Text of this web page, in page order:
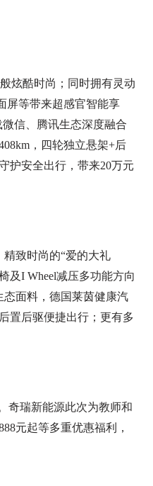
炫酷时尚；同时拥有灵动
屏等带来超感官智能享
信、腾讯生态深度融合
，四轮独立悬架+后
护安全出行，带来20万元
致时尚的“爱的大礼
及I Wheel减压多功能方向
面料，德国莱茵健康汽
置后驱便捷出行；更有多
奇瑞新能源此次为教师和
元起等多重优惠福利，